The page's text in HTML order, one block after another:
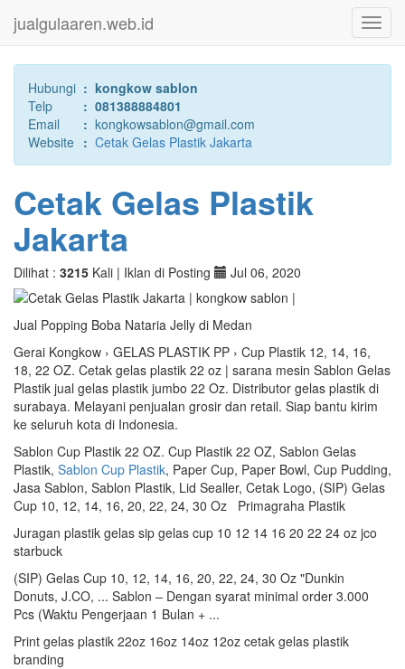
jualgulaaren.web.id
Hubungi : kongkow sablon
Telp
: 081388884801
Email
: kongkowsablon@gmail.com
Website : Cetak Gelas Plastik Jakarta
Cetak Gelas Plastik
Jakarta
Dilihat : 3215 Kali | Iklan di Posting Jul 06, 2020
Jual Popping Boba Nataria Jelly di Medan
Gerai Kongkow › GELAS PLASTIK PP › Cup Plastik 12, 14, 16,
18, 22 OZ. Cetak gelas plastik 22 oz | sarana mesin Sablon Gelas
Plastik jual gelas plastik jumbo 22 Oz. Distributor gelas plastik di
surabaya. Melayani penjualan grosir dan retail. Siap bantu kirim
ke seluruh kota di Indonesia.
Sablon Cup Plastik 22 OZ. Cup Plastik 22 OZ, Sablon Gelas
Plastik, Sablon Cup Plastik, Paper Cup, Paper Bowl, Cup Pudding,
Jasa Sablon, Sablon Plastik, Lid Sealler, Cetak Logo, (SIP) Gelas
Cup 10, 12, 14, 16, 20, 22, 24, 30 Oz Primagraha Plastik
Juragan plastik gelas sip gelas cup 10 12 14 16 20 22 24 oz jco
starbuck
(SIP) Gelas Cup 10, 12, 14, 16, 20, 22, 24, 30 Oz "Dunkin
Donuts, J.CO, ... Sablon – Dengan syarat minimal order 3.000
Pcs (Waktu Pengerjaan 1 Bulan + ...
Print gelas plastik 22oz 16oz 14oz 12oz cetak gelas plastik
branding